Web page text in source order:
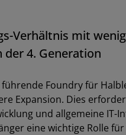
Verhältnis mit
der 4. Generation
Foundry für
Expansion. Dies
und allgemeine IT-
eine wichtige Rolle für